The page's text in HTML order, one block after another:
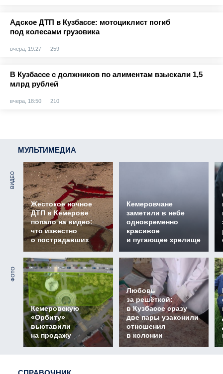
Адское ДТП в Кузбассе: мотоциклист погиб
под колесами грузовика
вчера, 19:27 259
В Кузбассе с должников по алиментам взыскали 1,5
млрд рублей
вчера, 18:50 210
МУЛЬТИМЕДИА
ВИДЕО
Жестокое ночное
ДТП в Кемерове
попало на видео:
что известно
о пострадавших
Кемеровчане
заметили в небе
одновременно
красивое
и пугающее зрелище
ФОТО
Кемеровскую
«Орбиту»
выставили
на продажу
Любовь
за решёткой:
в Кузбассе сразу
две пары узаконили
отношения
в колонии